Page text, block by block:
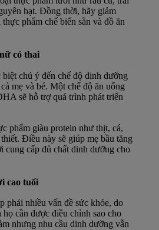
hạt. Đồng thời, hãy giảm
phẩm chế biến sẵn và đồ ăn
có thai
chú ý đến chế độ dinh dưỡng
mẹ và bé. Một chế độ ăn uống
sẽ hỗ trợ quá trình phát triển
phẩm giàu protein như thịt, cá,
Điều này sẽ giúp mẹ bầu tăng
cung cấp đủ chất dinh dưỡng cho
cao tuổi
phải nhiều vấn đề sức khỏe, do
cần được điều chỉnh sao cho
nhưng nhu cầu dinh dưỡng vẫn